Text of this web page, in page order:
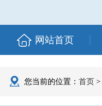
网站首页
您当前的位置： 首页 >